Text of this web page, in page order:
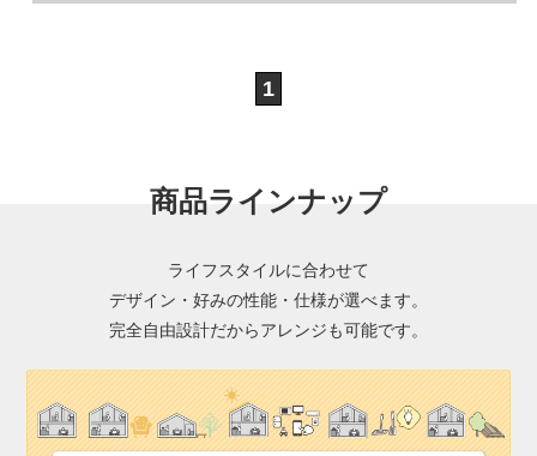
1
商品ラインナップ
ライフスタイルに合わせて
デザイン・好みの性能・仕様が選べます。
完全自由設計だからアレンジも可能です。